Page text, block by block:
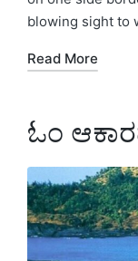
blowing sight to
Read More
ಓಂ